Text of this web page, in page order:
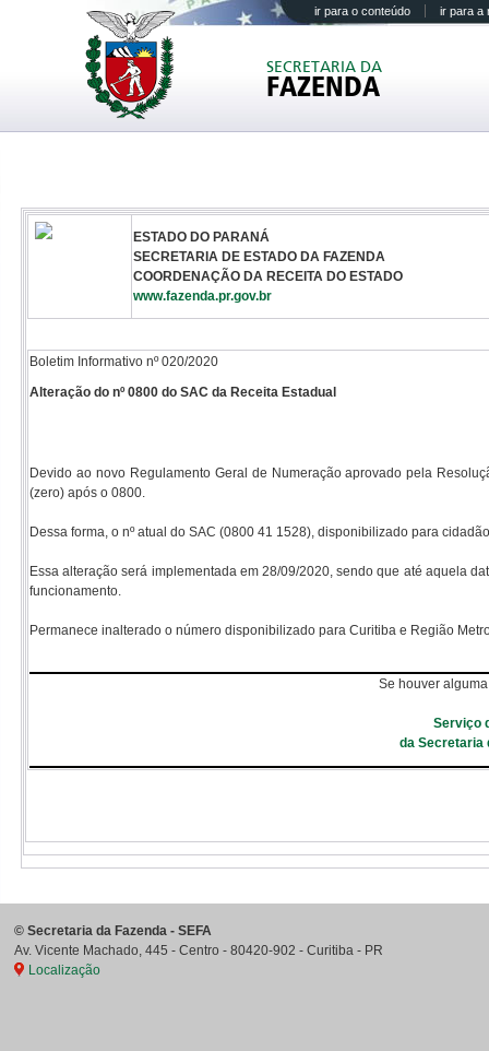
ir para o conteúdo ir para a
SECRETARIA DA
FAZENDA
ESTADO DO PARANÁ
SECRETARIA DE ESTADO DA FAZENDA
COORDENAÇÃO DA RECEITA DO ESTADO
www.fazenda.pr.gov.br
Boletim Informativo nº 020/2020
Alteração do nº 0800 do SAC da Receita Estadual
Devido ao novo Regulamento Geral de Numeração aprovado pela
(zero) após o 0800.
Dessa forma, o nº atual do SAC (0800 41 1528), disponibilizado para
Essa alteração será implementada em 28/09/2020, sendo que até aquela
funcionamento.
Permanece inalterado o número disponibilizado para Curitiba e Região
Se houver
Serviço
da Secretaria
© Secretaria da Fazenda - SEFA
Av. Vicente Machado, 445 - Centro - 80420-902 - Curitiba - PR
Localização